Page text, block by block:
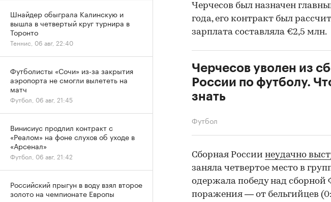
00:00 / 00:00
Черчесов был назначен
года, его контракт был
зарплата составляла €2,5 млн.
Черчесов уволен из
России по футболу.
знать
Футбол
Сборная России неудачно
заняла четвертое место в
одержала победу над сборной
поражения — от бельгийцев
Шнайдер обыграла Калинскую и
вышла в четвертый круг турнира в
Торонто
Теннис, 06 авг, 22:40
Футболисты «Сочи» из-за закрытия
аэропорта не смогли вылететь на
матч
Футбол, 06 авг, 21:45
Винисиус продлил контракт с
«Реалом» на фоне слухов об уходе в
«Арсенал»
Футбол, 06 авг, 21:42
Российский прыгун в воду взял второе
золото на чемпионате Европы